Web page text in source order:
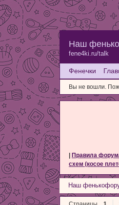
Наш
fene4ki.ru/talk
Фенечки
Вы не вошли.
Правила
схем (косое
Наш